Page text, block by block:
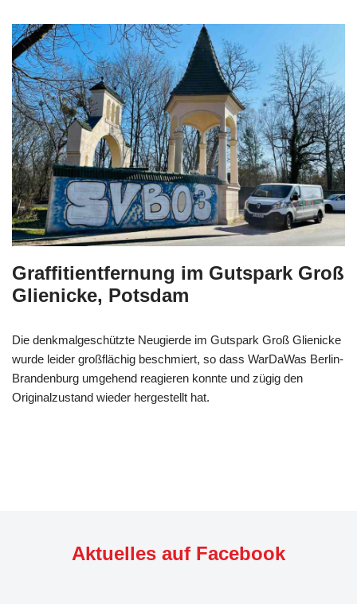
Graffitientfernung im Gutspark Groß
Glienicke, Potsdam
Die denkmalgeschützte Neugierde im Gutspark Groß Glienicke
wurde leider großflächig beschmiert, so dass WarDaWas Berlin-
Brandenburg umgehend reagieren konnte und zügig den
Originalzustand wieder hergestellt hat.
Aktuelles auf Facebook